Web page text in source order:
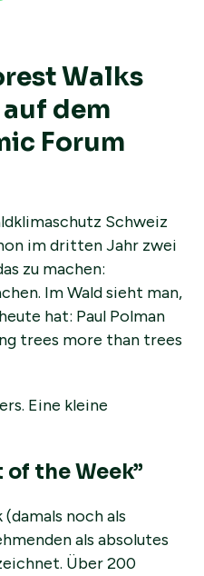
Walks
dem
Forum
Schweiz
im dritten Jahr zwei
zu machen:
Im Wald sieht man,
hat: Paul Polman
trees more than trees
Eine kleine
the Week”
noch als
als absolutes
Über 200